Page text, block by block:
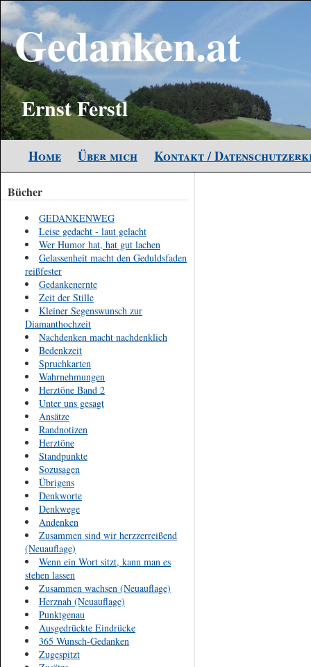
Gedanken.at
Ernst Ferstl
Home Über mich Kontakt /
Bücher
GEDANKENWEG
Leise gedacht - laut gelacht
Wer Humor hat, hat gut lachen
Gelassenheit macht den Geduldsfaden
reißfester
Gedankenernte
Zeit der Stille
Kleiner Segenswunsch zur
Diamanthochzeit
Nachdenken macht nachdenklich
Bedenkzeit
Spruchkarten
Wahrnehmungen
Herztöne Band 2
Unter uns gesagt
Ansätze
Randnotizen
Herztöne
Standpunkte
Sozusagen
Übrigens
Denkworte
Denkwege
Andenken
Zusammen sind wir herzzerreißend
(Neuauflage)
Wenn ein Wort sitzt, kann man es
stehen lassen
Zusammen wachsen (Neuauflage)
Herznah (Neuauflage)
Punktgenau
Ausgedrückte Eindrücke
365 Wunsch-Gedanken
Zugespitzt